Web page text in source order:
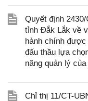
Quyết định
tỉnh Đắk Lắk về
hành chính
đấu thầu lựa
năng quản lý
Chỉ thị 11/CT-